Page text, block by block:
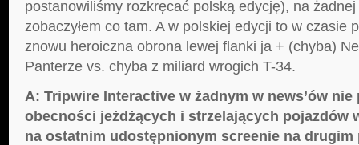
postanowiliśmy rozkręcać polską edycję), na
zobaczyłem co tam. A w polskiej edycji to w czasie
znowu heroiczna obrona lewej flanki ja + (chyba)
Panterze vs. chyba z miliard wrogich T-34.
A: Tripwire Interactive w żadnym w news’ów nie
obecności jeżdżących i strzelających pojazdów
na ostatnim udostępnionym screenie na